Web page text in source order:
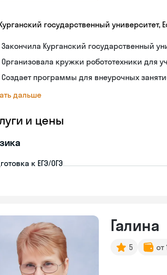
государственный университет,
Закончила Курганский государственный
Организовала кружки робототехники для
Создает программы для внеурочных
дальше
и цены
к ЕГЭ/ОГЭ
Галина
5 от